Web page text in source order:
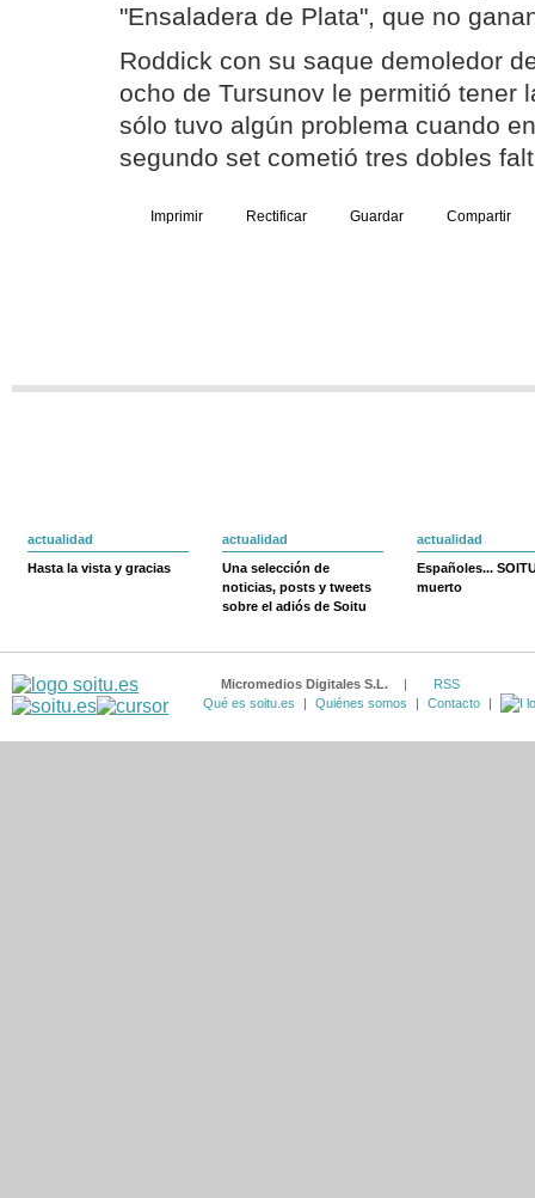
"Ensaladera de Plata", que no
Roddick con su saque demoledor
ocho de Tursunov le permitió tener
sólo tuvo algún problema cuando
segundo set cometió tres dobles
Imprimir Rectificar Guardar Compartir
actualidad
Hasta la vista y gracias
actualidad
Una selección de
noticias, posts y tweets
sobre el adiós de Soitu
actualidad
Españoles...
muerto
Micromedios Digitales S.L. |
RSS
Qué es soitu.es
| Quiénes somos | Contacto |